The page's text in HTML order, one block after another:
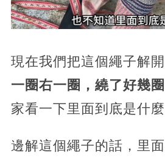
現在我們把這個繩子解開
一圈右一圈，繞了好幾圈
家看一下里面到底是什麼
邊解這個繩子的話，里